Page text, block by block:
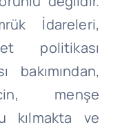
İdareleri,
politikası
bakımından,
menşe
kılmakta ve